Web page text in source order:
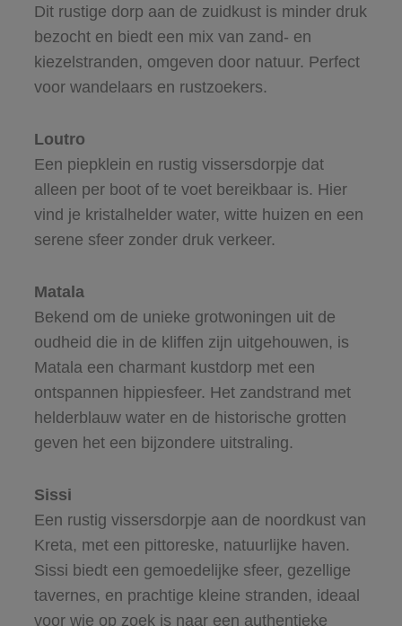
Dit rustige dorp aan de zuidkust is minder druk
bezocht en biedt een mix van zand- en
kiezelstranden, omgeven door natuur. Perfect
voor wandelaars en rustzoekers.
Loutro
Een piepklein en rustig vissersdorpje dat
alleen per boot of te voet bereikbaar is. Hier
vind je kristalhelder water, witte huizen en een
serene sfeer zonder druk verkeer.
Matala
Bekend om de unieke grotwoningen uit de
oudheid die in de kliffen zijn uitgehouwen, is
Matala een charmant kustdorp met een
ontspannen hippiesfeer. Het zandstrand met
helderblauw water en de historische grotten
geven het een bijzondere uitstraling.
Sissi
Een rustig vissersdorpje aan de noordkust van
Kreta, met een pittoreske, natuurlijke haven.
Sissi biedt een gemoedelijke sfeer, gezellige
tavernes, en prachtige kleine stranden, ideaal
voor wie op zoek is naar een authentieke